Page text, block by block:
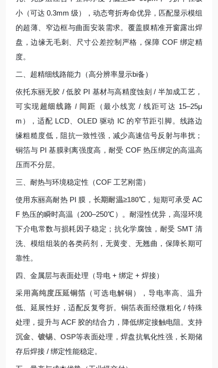
小（可达 0.3mm 级），动态弯折寿命优异，匹配显示模组
的超薄、窄边框与曲面安装需求。覆盖膜精准开窗露出焊
盘，边缘无毛刺、尺寸公差控制严格，保障 COF 绑定精
度。
二、超精细线路能力（高分辨率显示bi备）
依托东丽无胶 / 低胶 PI 基材与高精度蚀刻 / 半加成工艺，
可实现超细线路 / 间距
（最小线宽 / 线距可达 15–25μ
m），适配 LCD、OLED 驱动 IC 的窄节距引脚。线路边
缘粗糙度低，阻抗一致性强，减少高速信号反射与串扰；
铜箔与 PI 基膜剥离强度高，耐受 COF 热压绑定的高温高
压而不分层。
三、耐热与环境稳定性（COF 工艺刚需）
使用东丽高耐热 PI 膜， 长期耐温≥180℃ ，短期可承受 AC
F 热压的瞬时高温（200–250℃）。耐湿性优异，高湿环境
下介电常数与损耗因子稳定；抗化学腐蚀，耐受 SMT 清
洗、模组组装的各类药剂，无黄变、无翘曲，保障长期可
靠性。
四、金属层与表面处理（导电 + 绑定 + 焊接）
采用高纯度压延铜箔 （可选电解铜），导电率高、温升
低、延展性好，适配反复弯折。铜箔表面经微粗化 / 特殊
处理，提升与 ACF 胶的结合力，降低绑定接触电阻。支持
沉金、镀锡、OSP等表面处理，焊盘抗氧化性强，长期储
存后焊接 / 绑定性能稳定。